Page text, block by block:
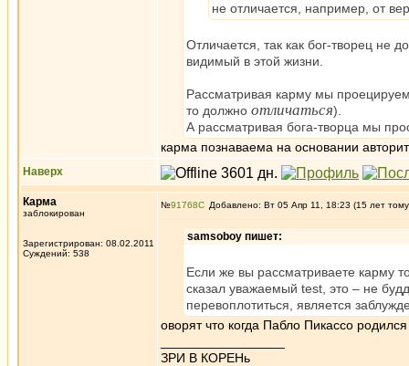
не отличается, например, от
Отличается, так как бог-творец не
видимый в этой жизни.
Рассматривая карму мы
то должно отличаться).
А рассматривая бога-творца мы
карма познаваема на основании
Наверх
Карма
заблокирован
Зарегистрирован: 08.02.2011
Суждений: 538
№91768 Добавлено: Вт 05 Апр 11, 18:23 (15 лет
samsoboy пишет:
Если же вы рассматриваете карму
сказал уважаемый test, это – не
перевоплотиться, является
оворят что когда Пабло Пикассо
ЗРИ В КОРЕНь